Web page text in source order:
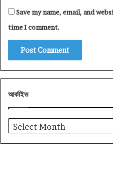
Save my name, email, and
time I comment.
আর্কাইভ
আর্কাইভ